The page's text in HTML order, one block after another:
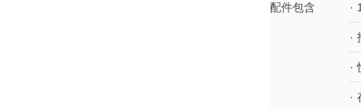
配件包含 ·
·
·
·